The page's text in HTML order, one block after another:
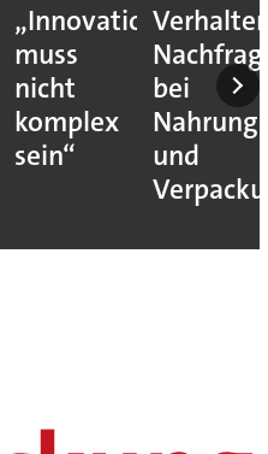
„Innovation
muss
nicht
komplex
sein“
bei
und